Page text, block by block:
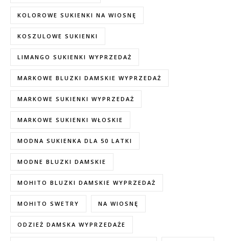
KOLOROWE SUKIENKI NA WIOSNĘ
KOSZULOWE SUKIENKI
LIMANGO SUKIENKI WYPRZEDAŻ
MARKOWE BLUZKI DAMSKIE WYPRZEDAŻ
MARKOWE SUKIENKI WYPRZEDAŻ
MARKOWE SUKIENKI WŁOSKIE
MODNA SUKIENKA DLA 50 LATKI
MODNE BLUZKI DAMSKIE
MOHITO BLUZKI DAMSKIE WYPRZEDAŻ
MOHITO SWETRY NA WIOSNĘ
ODZIEŻ DAMSKA WYPRZEDAŻE